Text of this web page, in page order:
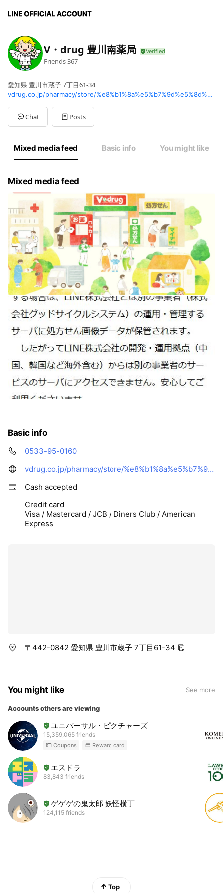
V・drug 豊川南薬局
Friends367
愛知県 豊川市蔵子 7丁目61-34
vdrug.co.jp/pharmacy/store/%e8%b1%8a%e5%b7%9d%e5%8d%97%e8%96%ac%e5%b1%80/
Chat Posts
Mixed media feed Basic info You might like
Mixed media feed
Basic info
0533-95-0160
vdrug.co.jp/pharmacy/store/%e8%b1%8a%e5%b7%9d%e5%8d%97%e8%96%ac%e5%b1%80/
Cash accepted
Credit card
Visa / Mastercard / JCB / Diners Club / American
Express
〒442-0842 愛知県 豊川市蔵子 7丁目61-34
You might like See more
Accounts others are viewing
ユニバーサル・ピクチャーズ
15,359,065 friends
Coupons Reward card
エスドラ
83,843 friends
ゲゲゲの鬼太郎 妖怪横丁
124,115 friends
Top